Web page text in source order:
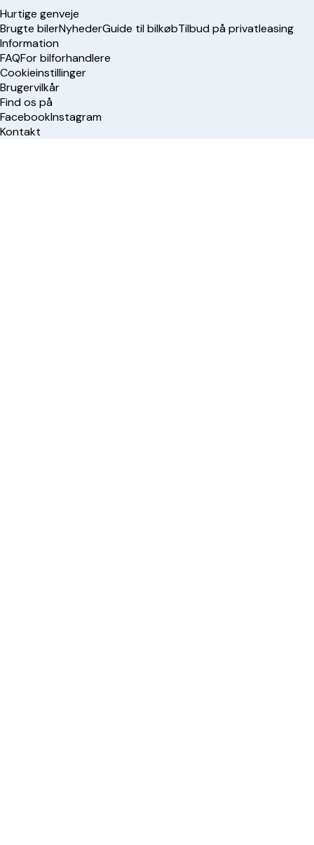
Hurtige genveje
Brugte bilerNyhederGuide til bilkøbTilbud på privatleasing
Information
FAQFor bilforhandlere
Cookieinstillinger
Brugervilkår
Find os på
FacebookInstagram
Kontakt